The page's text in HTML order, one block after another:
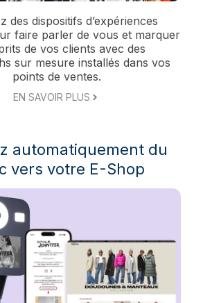
des dispositifs d’expériences
faire parler de vous et marquer
de vos clients avec des
sur mesure installés dans vos
points de ventes.
EN SAVOIR PLUS
automatiquement du
vers votre E-Shop